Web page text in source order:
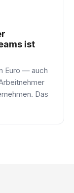
ist
Euro — auch
Das